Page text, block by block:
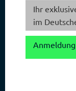
Ihr
im